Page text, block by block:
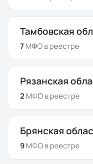
Тамбовская
7 МФОв реестре
Рязанская
2 МФОв реестре
Брянская
9МФОв реестре